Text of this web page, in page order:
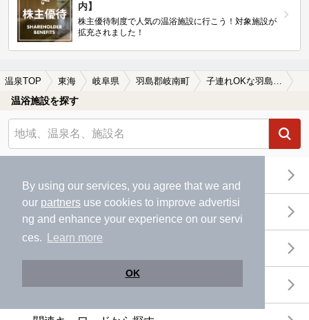
By using our services, you agree that we and
our partners use cookies to improve advertisi
ng and enhance your experience on our servi
ces.
Learn more
OK
内】
株主優待制度で人気の温浴施設に行こう！対象施設が
拡充されました！
温泉TOP 東海 岐阜県 羽島郡岐南町 子連れOKな羽島郡岐南町の温泉、日帰り温泉、スーパー銭湯おすすめ
温浴施設を探す
地図から探す
温泉地から探す